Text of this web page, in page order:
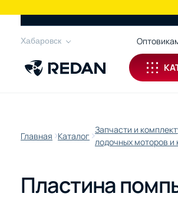
Хабаровск
Главная Каталог
Запчасти и
лодочных моторов и
Пластина